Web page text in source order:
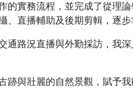
的實務流程，並完成了從理
直播輔助及後期剪輯，逐
通路況直播與外勤採訪，我
與壯麗的自然景觀，賦予我